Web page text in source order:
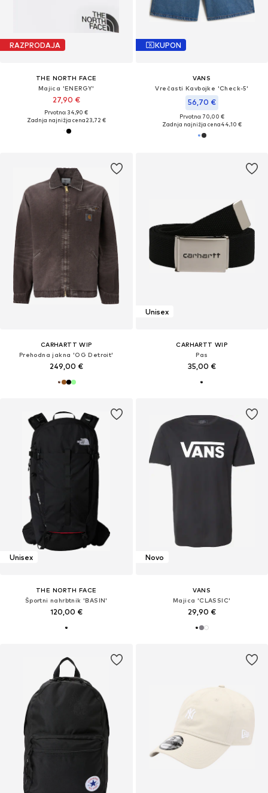
RAZPRODAJA
THE NORTH FACE
Majica 'ENERGY'
27,90 €
Prvotno: 34,90 €
Zadnja najnižja cena23,72 €
KUPON
VANS
Vrečasti Kavbojke 'Check-5'
56,70 €
Prvotno: 70,00 €
Zadnja najnižja cena44,10 €
CARHARTT WIP
Prehodna jakna 'OG Detroit'
249,00 €
Unisex
CARHARTT WIP
Pas
35,00 €
Unisex
THE NORTH FACE
Športni nahrbtnik 'BASIN'
120,00 €
Novo
VANS
Majica 'CLASSIC'
29,90 €